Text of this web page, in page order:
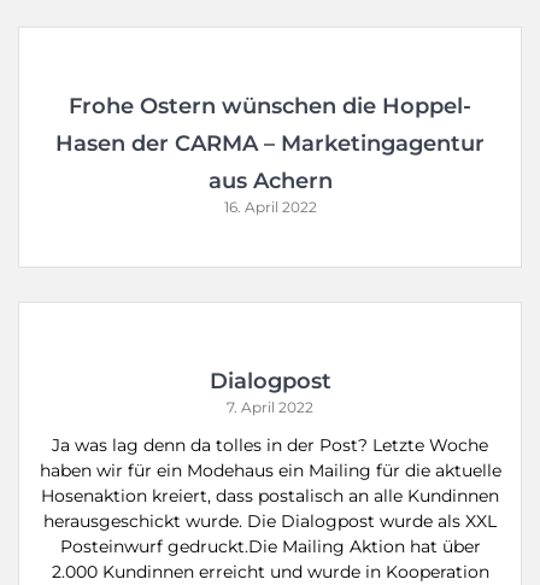
Frohe Ostern wünschen die Hoppel-
Hasen der CARMA – Marketingagentur
aus Achern
16. April 2022
Dialogpost
7. April 2022
Ja was lag denn da tolles in der Post? Letzte Woche
haben wir für ein Modehaus ein Mailing für die aktuelle
Hosenaktion kreiert, dass postalisch an alle Kundinnen
herausgeschickt wurde. Die Dialogpost wurde als XXL
Posteinwurf gedruckt.Die Mailing Aktion hat über
2.000 Kundinnen erreicht und wurde in Kooperation